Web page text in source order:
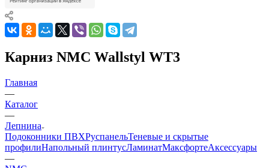
Карниз NMC Wallstyl WT3
Главная
—
Каталог
—
Лепнина
Подоконники ПВХРуспанельТеневые и скрытые
профилиНапольный плинтусЛаминатМаксфортеАксессуары
—